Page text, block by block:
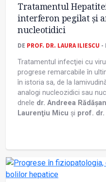
Tratamentul
interferon pegilat şi
nucleotidici
DE PROF. DR. LAURA ILIESCU -
Tratamentul infecţiei cu
progrese remarcabile în
în istoria sa, de la
analogi nucleozidici sau
dnele dr. Andreea
Laurenţiu Micu şi prof.